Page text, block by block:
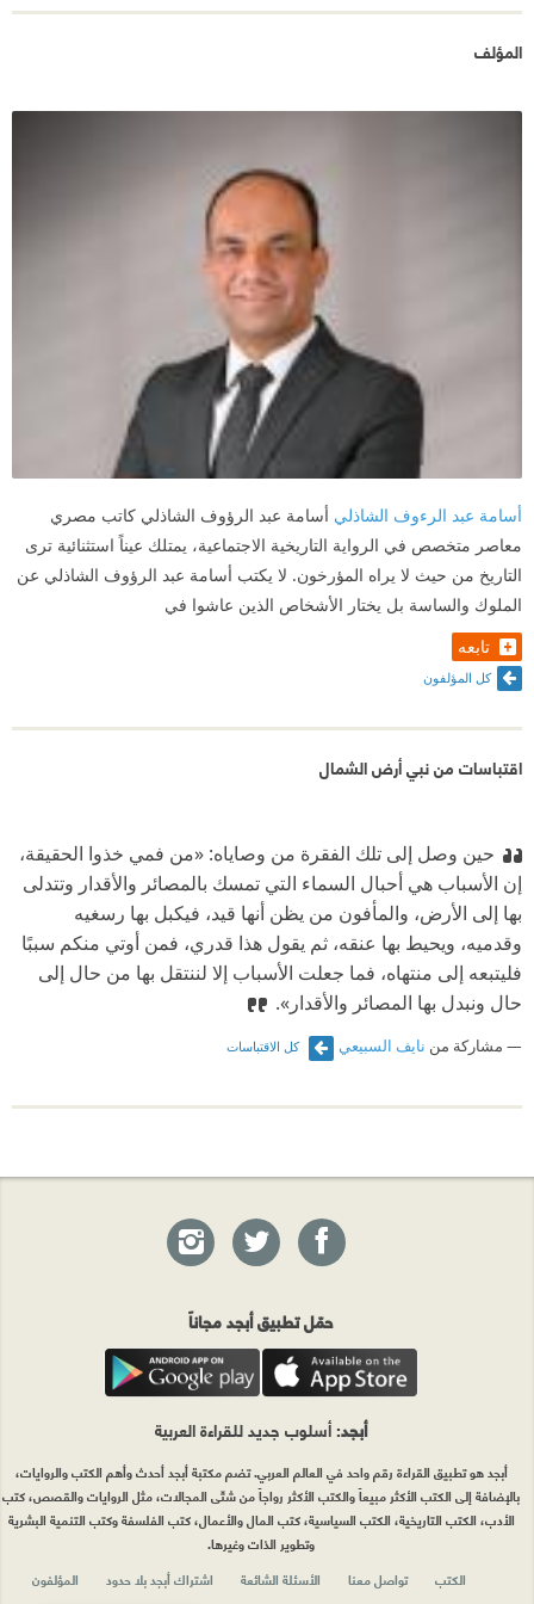
المؤلف
أسامة عبد الرءوف الشاذلي أسامة عبد الرؤوف الشاذلي كاتب مصري
معاصر متخصص في الرواية التاريخية الاجتماعية، يمتلك عيناً استثنائية ترى
التاريخ من حيث لا يراه المؤرخون. لا يكتب أسامة عبد الرؤوف الشاذلي عن
الملوك والساسة بل يختار الأشخاص الذين عاشوا في
تابعه
كل المؤلفون
اقتباسات من نبي أرض الشمال
حين وصل إلى تلك الفقرة من وصاياه: «من فمي خذوا الحقيقة،
إن الأسباب هي أحبال السماء التي تمسك بالمصائر والأقدار وتتدلى
بها إلى الأرض، والمأفون من يظن أنها قيد، فيكبل بها رسغيه
وقدميه، ويحيط بها عنقه، ثم يقول هذا قدري، فمن أوتي منكم سببًا
فليتبعه إلى منتهاه، فما جعلت الأسباب إلا لننتقل بها من حال إلى
حال ونبدل بها المصائر والأقدار».
مشاركة من نايف السبيعي كل الاقتباسات
حمّل تطبيق أبجد مجاناً
أبجد: أسلوب جديد للقراءة العربية
أبجد هو تطبيق القراءة رقم واحد في العالم العربي. تضم مكتبة أبجد أحدث وأهم الكتب والروايات،
بالإضافة إلى الكتب الأكثر مبيعاً والكتب الأكثر رواجاً من شتّى المجالات، مثل الروايات والقصص، كتب
الأدب، الكتب التاريخية، الكتب السياسية، كتب المال والأعمال، كتب الفلسفة وكتب التنمية البشرية
وتطوير الذات وغيرها.
الكتب
تواصل معنا الأسئلة الشائعة اشتراك أبجد بلا حدود المؤلفون